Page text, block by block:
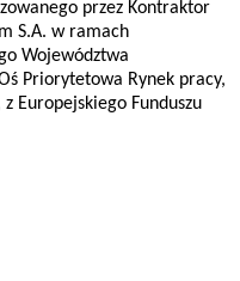
przez Kontraktor
S.A. w ramach
Województwa
Priorytetowa Rynek pracy,
Europejskiego Funduszu